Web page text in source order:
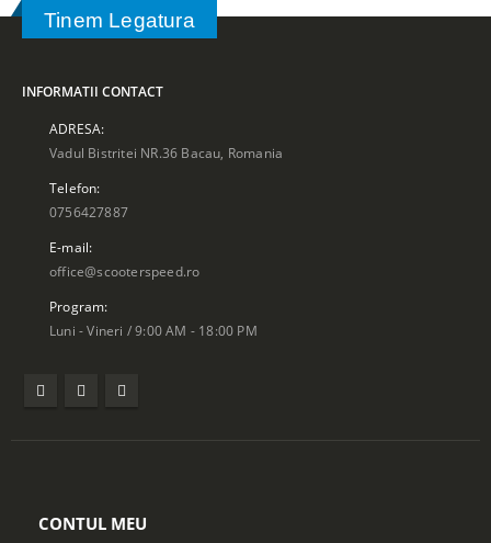
Tinem Legatura
INFORMATII CONTACT
ADRESA:
Vadul Bistritei NR.36 Bacau, Romania
Telefon:
0756427887
E-mail:
office@scooterspeed.ro
Program:
Luni - Vineri / 9:00 AM - 18:00 PM
CONTUL MEU